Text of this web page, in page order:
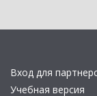
Вход для
Учебная версия